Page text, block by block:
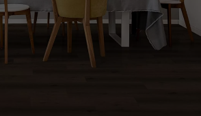
PARQUET EN BOIS BRUT
PARQUET EN CHÊNE FUMÉ